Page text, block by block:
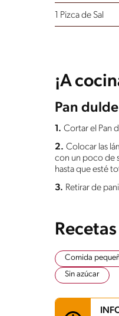
1 Pizca de Sal
¡A
Pan
1. Cortar el Pan
2. Colocar las
con un poco de
hasta que esté
3. Retirar de
Comida
Sin azúcar